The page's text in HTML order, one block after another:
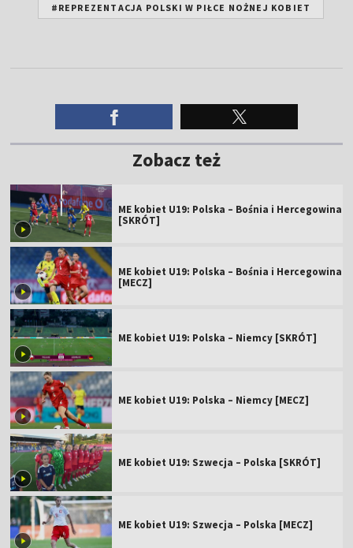
#REPREZENTACJA POLSKI W PIŁCE NOŻNEJ KOBIET
Zobacz też
ME kobiet U19: Polska – Bośnia i Hercegowina
[SKRÓT]
ME kobiet U19: Polska – Bośnia i Hercegowina
[MECZ]
ME kobiet U19: Polska – Niemcy [SKRÓT]
ME kobiet U19: Polska – Niemcy [MECZ]
ME kobiet U19: Szwecja – Polska [SKRÓT]
ME kobiet U19: Szwecja – Polska [MECZ]